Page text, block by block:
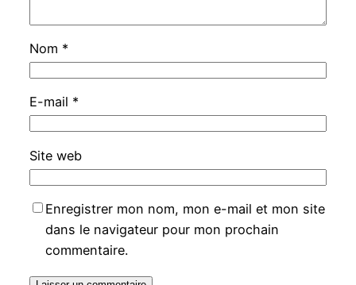
Nom *
E-mail *
Site web
Enregistrer mon nom, mon e-mail et mon site
dans le navigateur pour mon prochain
commentaire.